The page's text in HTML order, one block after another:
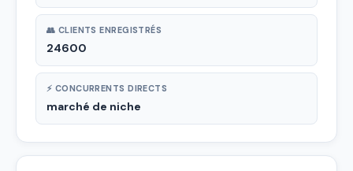
👥 CLIENTS ENREGISTRÉS
24600
⚡ CONCURRENTS DIRECTS
marché de niche